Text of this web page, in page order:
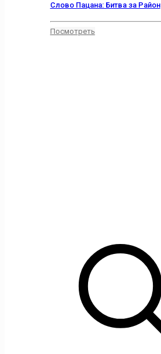
Слово Пацана: Битва за Район
Посмотреть